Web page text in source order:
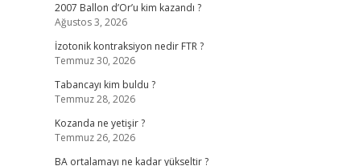
2007 Ballon d’Or’u kim kazandı ?
Ağustos 3, 2026
İzotonik kontraksiyon nedir FTR ?
Temmuz 30, 2026
Tabancayı kim buldu ?
Temmuz 28, 2026
Kozanda ne yetişir ?
Temmuz 26, 2026
BA ortalamayı ne kadar yükseltir ?